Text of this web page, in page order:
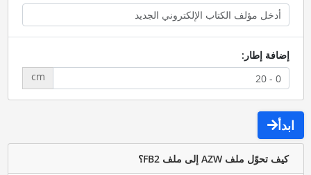
إضافة إطار:
cm
ابدأ
كيف تحوّل ملف AZW إلى ملف FB2؟